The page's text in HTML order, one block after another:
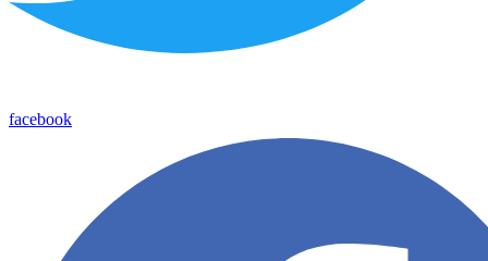
facebook